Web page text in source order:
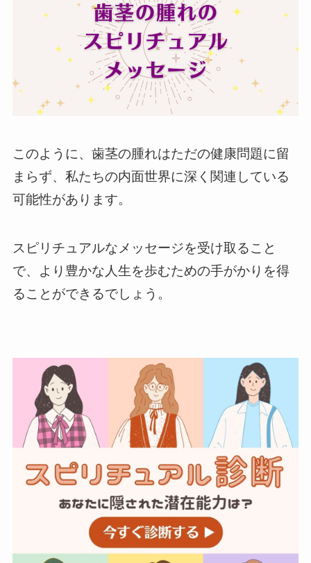
このように、歯茎の腫れはただの健康問題に留
まらず、私たちの内面世界に深く関連している
可能性があります。
スピリチュアルなメッセージを受け取ること
で、より豊かな人生を歩むための手がかりを得
ることができるでしょう。